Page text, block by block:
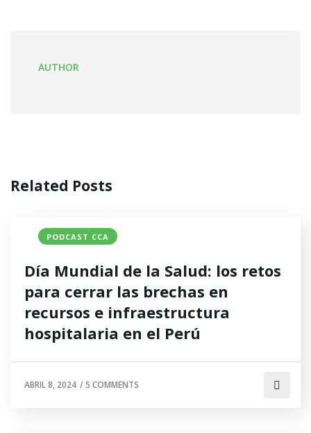
AUTHOR
Related Posts
PODCAST CCA
Día Mundial de la Salud: los retos
para cerrar las brechas en
recursos e infraestructura
hospitalaria en el Perú
ABRIL 8, 2024 /5 COMMENTS